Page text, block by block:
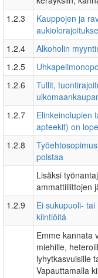
1.2.3
Kauppojen ja
1.2.4 Alkoholin
1.2.5
1.2.6
Tullit,
1.2.7
Elinkeinolupien
apteekit) on
1.2.8
poistaa
Lisäksi
ammattiliittojen
1.2.9
Ei sukupuoli-
kiintiöitä
Emme kannata
miehille,
lyhytkasvuisille
Vapauttamalla